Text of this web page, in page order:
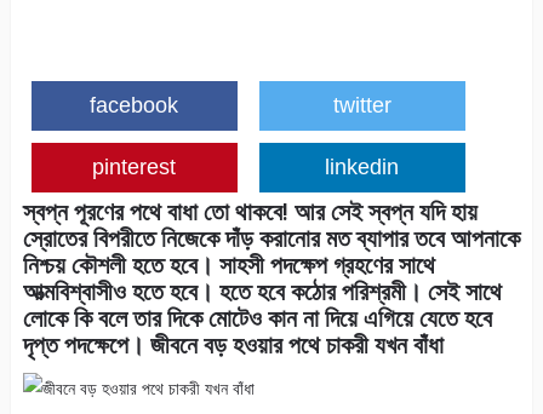
facebook twitter
pinterest linkedin
স্বপ্ন পূরণের পথে বাধা তো থাকবে! আর সেই স্বপ্ন যদি হায়
স্রোতের বিপরীতে নিজেকে দাঁড় করানোর মত ব্যাপার তবে আপনাকে
নিশ্চয় কৌশলী হতে হবে। সাহসী পদক্ষেপ গ্রহণের সাথে
আত্মবিশ্বাসীও হতে হবে। হতে হবে কঠোর পরিশ্রমী। সেই সাথে
লোকে কি বলে তার দিকে মোটেও কান না দিয়ে এগিয়ে যেতে হবে
দৃপ্ত পদক্ষেপে। জীবনে বড় হওয়ার পথে চাকরী যখন বাঁধা